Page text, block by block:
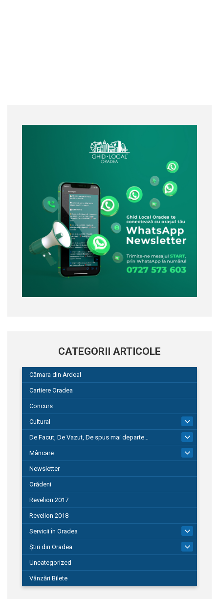
CATEGORII ARTICOLE
Cămara din Ardeal
Cartiere Oradea
Concurs
Cultural
De Facut, De Vazut, De spus mai departe…
580
Mâncare
Newsletter
Orădeni
Revelion 2017
Revelion 2018
Servicii în Oradea
Știri din Oradea
Uncategorized
Vânzări Bilete